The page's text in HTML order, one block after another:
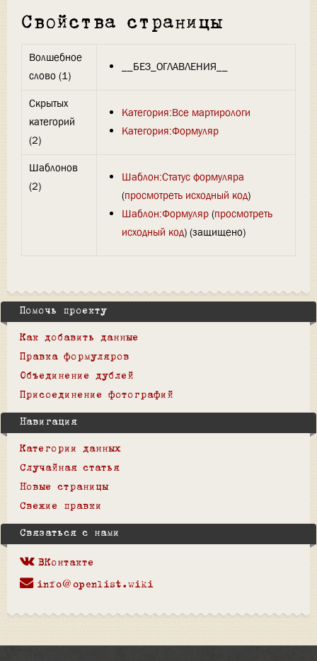
Свойства страницы
Волшебное
слово (1)
__БЕЗ_ОГЛАВЛЕНИЯ__
Скрытых
категорий
(2)
Категория:Все мартирологи
Категория:Формуляр
Шаблонов
(2)
Шаблон:Статус формуляра
(просмотреть исходный код)
Шаблон:Формуляр(просмотреть
исходный код) (защищено)
Помочь проекту
Как добавить данные
Правка формуляров
Объединение дублей
Присоединение фотографий
Навигация
Категории данных
Случайная статья
Новые страницы
Свежие правки
Связаться с нами
ВКонтакте
info@openlist.wiki